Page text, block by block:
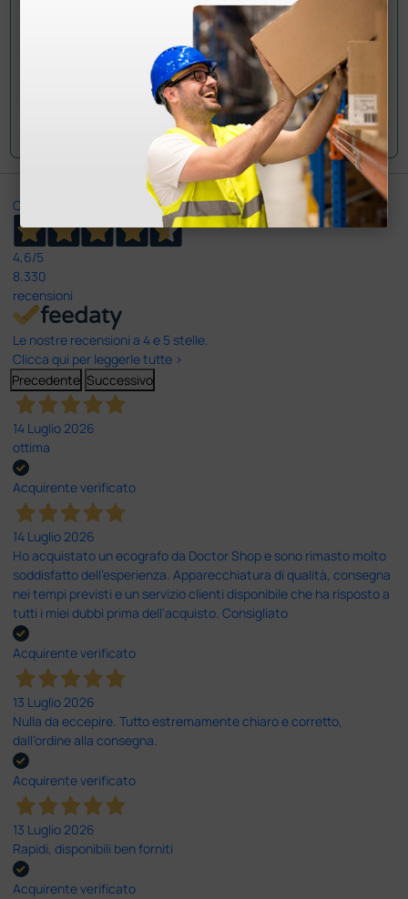
Invia la tua domanda
Ottimo
4,6/5
8.330
recensioni
Le nostre recensioni a 4 e 5 stelle.
Clicca qui per leggerle tutte >
Precedente Successivo
14 Luglio 2026
ottima
Acquirente verificato
14 Luglio 2026
Ho acquistato un ecografo da Doctor Shop e sono rimasto molto
soddisfatto dell'esperienza. Apparecchiatura di qualità, consegna
nei tempi previsti e un servizio clienti disponibile che ha risposto a
tutti i miei dubbi prima dell'acquisto. Consigliato
Acquirente verificato
13 Luglio 2026
Nulla da eccepire. Tutto estremamente chiaro e corretto,
dall’ordine alla consegna.
Acquirente verificato
13 Luglio 2026
Rapidi, disponibili ben forniti
Acquirente verificato